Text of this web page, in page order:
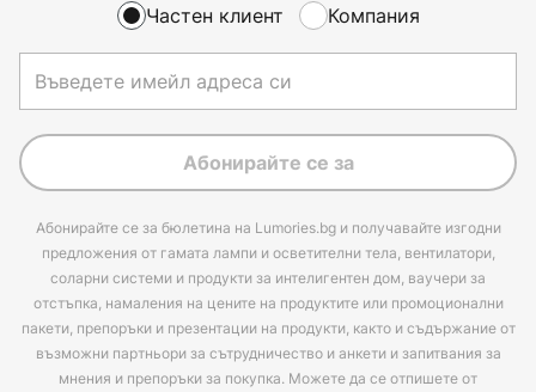
Частен клиент Компания
Абонирайте се за
Абонирайте се за бюлетина на Lumories.bg и получавайте изгодни
предложения от гамата лампи и осветителни тела, вентилатори,
соларни системи и продукти за интелигентен дом, ваучери за
отстъпка, намаления на цените на продуктите или промоционални
пакети, препоръки и презентации на продукти, както и съдържание от
възможни партньори за сътрудничество и анкети и запитвания за
мнения и препоръки за покупка. Можете да се отпишете от